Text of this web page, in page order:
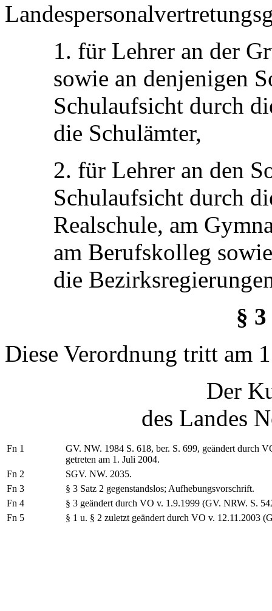
1. für Lehrer an der
sowie an denjenigen
Schulaufsicht durch
die Schulämter,
2. für Lehrer an den
Schulaufsicht durch
Realschule, am
am Berufskolleg
die
§
Diese Verordnung tritt am
Der
des Landes
Fn 1
GV. NW. 1984 S. 618, ber. S. 699, geändert durch
getreten am 1. Juli 2004.
Fn 2
SGV. NW. 2035.
Fn 3
§ 3 Satz 2 gegenstandslos; Aufhebungsvorschrift.
Fn 4
§ 3 geändert durch VO v. 1.9.1999 (GV. NRW. S.
Fn 5
§ 1 u. § 2 zuletzt geändert durch VO v. 12.11.2003